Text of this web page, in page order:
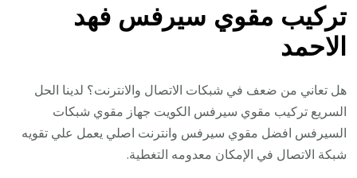
تركيب مقوي سيرفس فهد
الاحمد
هل تعاني من ضعف في شبكات الاتصال والانترنت؟ لدينا الحل
السريع تركيب مقوي سيرفس الكويت جهاز مقوي شبكات
السيرفس افضل مقوي سيرفس وانترنت اصلي يعمل علي تقويه
شبكة الاتصال في الإمكان معدومه التغطية.